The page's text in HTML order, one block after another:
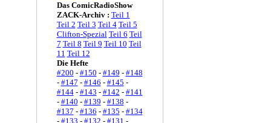
Das ComicRadioShow
ZACK-Archiv : Teil 1
Teil 2 Teil 3 Teil 4 Teil 5
Clifton-Spezial Teil 6 Teil
7 Teil 8 Teil 9 Teil 10 Teil
11 Teil 12
Die Hefte
#200 - #150 - #149 - #148
- #147 - #146 - #145 -
#144- #143 - #142 - #141
- #140 - #139 - #138 -
#137 - #136 - #135 - #134
- #133 - #132 - #131 -